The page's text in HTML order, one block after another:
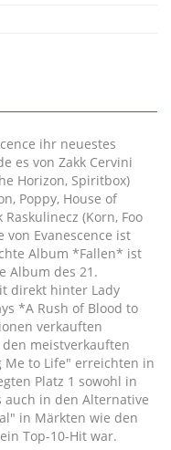
ihr neuestes
es von Zakk Cervini
Horizon, Spiritbox)
Poppy, House of
(Korn, Foo
von Evanescence ist
Album *Fallen* ist
Album des 21.
direkt hinter Lady
*A Rush of Blood to
verkauften
meistverkauften
Me to Life" erreichten in
Platz 1 sowohl in
auch in den Alternative
in Märkten wie den
Top-10-Hit war.